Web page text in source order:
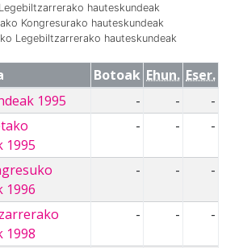
hauteskundeak
Kongresurako hauteskundeak
Legebiltzarrerako hauteskundeak
Botoak Ehun. Eser.
1995
- -
-
1995
- - -
1996
- - -
1998
- - -